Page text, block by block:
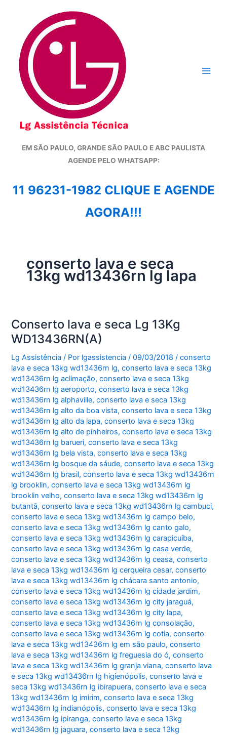
conteúdo
EM SÃO PAULO, GRANDE SÃO PAULO E ABC PAULISTA
AGENDE PELO WHATSAPP:
11 96231-1982 CLIQUE E AGENDE
AGORA!!!
conserto lava e seca
13kg wd13436rn lg lapa
Conserto lava e seca Lg 13Kg
WD13436RN(A)
Lg Assistência / Por lgassistencia/09/03/2018 /conserto
lava e seca 13kg wd13436rn lg,conserto lava e seca 13kg
wd13436rn lg aclimação,conserto lava e seca 13kg
wd13436rn lg aeroporto,conserto lava e seca 13kg
wd13436rn lg alphaville,conserto lava e seca 13kg
wd13436rn lg alto da boa vista,conserto lava e seca 13kg
wd13436rn lg alto da lapa,conserto lava e seca 13kg
wd13436rn lg alto de pinheiros,conserto lava e seca 13kg
wd13436rn lg barueri,conserto lava e seca 13kg
wd13436rn lg bela vista,conserto lava e seca 13kg
wd13436rn lg bosque da sáude,conserto lava e seca 13kg
wd13436rn lg brasil,conserto lava e seca 13kg wd13436rn
lg brooklin,conserto lava e seca 13kg wd13436rn lg
brooklin velho,conserto lava e seca 13kg wd13436rn lg
butantã,conserto lava e seca 13kg wd13436rn lg cambuci,
conserto lava e seca 13kg wd13436rn lg campo belo,
conserto lava e seca 13kg wd13436rn lg canto galo,
conserto lava e seca 13kg wd13436rn lg carapicuíba,
conserto lava e seca 13kg wd13436rn lg casa verde,
conserto lava e seca 13kg wd13436rn lg ceasa,conserto
lava e seca 13kg wd13436rn lg cerqueira cesar,conserto
lava e seca 13kg wd13436rn lg chácara santo antonio,
conserto lava e seca 13kg wd13436rn lg cidade jardim,
conserto lava e seca 13kg wd13436rn lg city jaraguá,
conserto lava e seca 13kg wd13436rn lg city lapa,
conserto lava e seca 13kg wd13436rn lg consolação,
conserto lava e seca 13kg wd13436rn lg cotia,conserto
lava e seca 13kg wd13436rn lg em são paulo,conserto
lava e seca 13kg wd13436rn lg freguesia do ó,conserto
lava e seca 13kg wd13436rn lg granja viana,conserto lava
e seca 13kg wd13436rn lg higienópolis,conserto lava e
seca 13kg wd13436rn lg ibirapuera,conserto lava e seca
13kg wd13436rn lg imirim,conserto lava e seca 13kg
wd13436rn lg indianópolis,conserto lava e seca 13kg
wd13436rn lg ipiranga,conserto lava e seca 13kg
wd13436rn lg jaguara,conserto lava e seca 13kg